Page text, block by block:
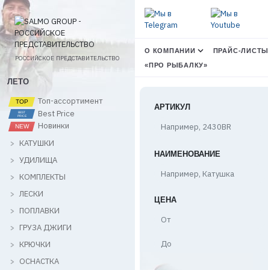
РОССИЙСКОЕ ПРЕДСТАВИТЕЛЬСТВО
ЛЕТО
Топ-ассортимент
Best Price
Новинки
КАТУШКИ
УДИЛИЩА
КОМПЛЕКТЫ
ЛЕСКИ
ПОПЛАВКИ
ГРУЗА ДЖИГИ
КРЮЧКИ
ОСНАСТКА
О КОМПАНИИ ПРАЙС-ЛИСТЫ
«ПРО РЫБАЛКУ»
АРТИКУЛ
НАИМЕНОВАНИЕ
ЦЕНА
Цена,
Цена,
до